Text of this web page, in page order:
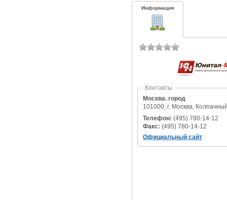
Информация
Контакты
Москва. город
101000, г. Москва,
Телефон: (495) 780-14-12
Факс: (495) 780-14-12
Официальный сайт